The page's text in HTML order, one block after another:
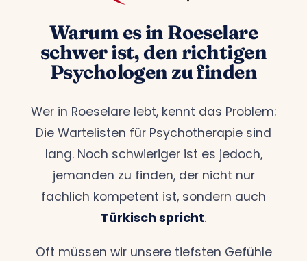
Warum es in Roeselare
schwer ist, den richtigen
Psychologen zu finden
Wer in Roeselare lebt, kennt das Problem:
Die Wartelisten für Psychotherapie sind
lang. Noch schwieriger ist es jedoch,
jemanden zu finden, der nicht nur
fachlich kompetent ist, sondern auch
Türkisch spricht.
Oft müssen wir unsere tiefsten Gefühle